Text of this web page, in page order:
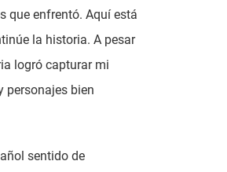
que enfrentó. Aquí está
la historia. A pesar
logró capturar mi
personajes bien
sentido de